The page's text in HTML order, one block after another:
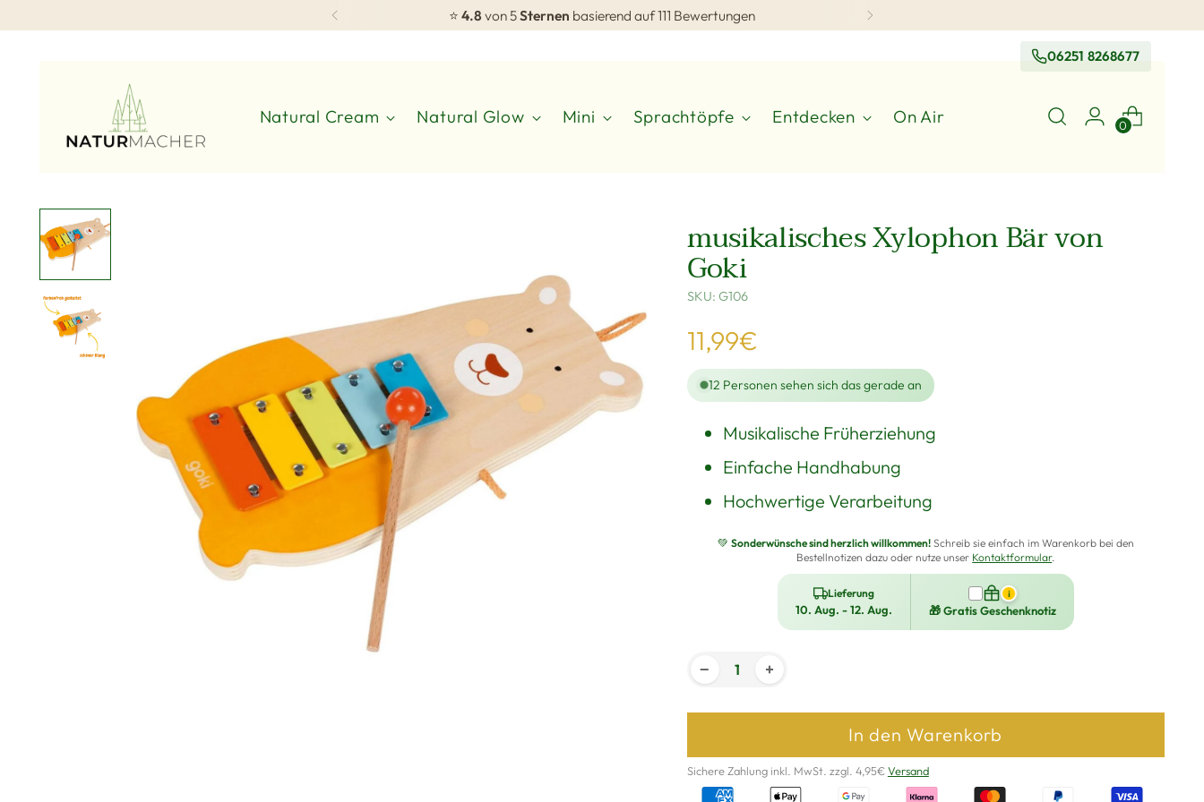
⭐ 4.8 von 5Sternen basierend auf 111 Bewertungen
06251 8268677
Natural Cream Natural Glow Mini Sprachtöpfe Entdecken On Air 0
musikalisches Xylophon Bär von
Goki
SKU: G106
Regulärer
Preis
11,99€
12 Personen sehen sich das gerade an
Musikalische Früherziehung
Einfache Handhabung
Hochwertige Verarbeitung
💚 Sonderwünsche sind herzlich willkommen!Schreib sie einfach im Warenkorb bei den
Bestellnotizen dazu oder nutze unser Kontaktformular.
Lieferung
10. Aug. - 12. Aug.
i
🎁 Gratis Geschenknotiz
− +
In den Warenkorb
Sichere Zahlung inkl. MwSt. zzgl. 4,95€Versand